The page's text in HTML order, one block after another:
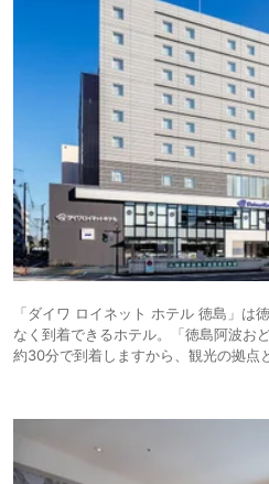
「ダイワ ロイネット ホテル 徳島」は
なく到着できるホテル。「徳島阿波お
約30分で到着しますから、観光の拠点